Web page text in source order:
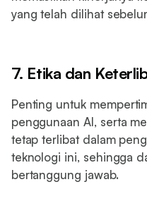
yang telah dilihat
7. Etika dan
Penting untuk
penggunaan AI, serta
tetap terlibat dalam
teknologi ini, sehingga
bertanggung jawab.